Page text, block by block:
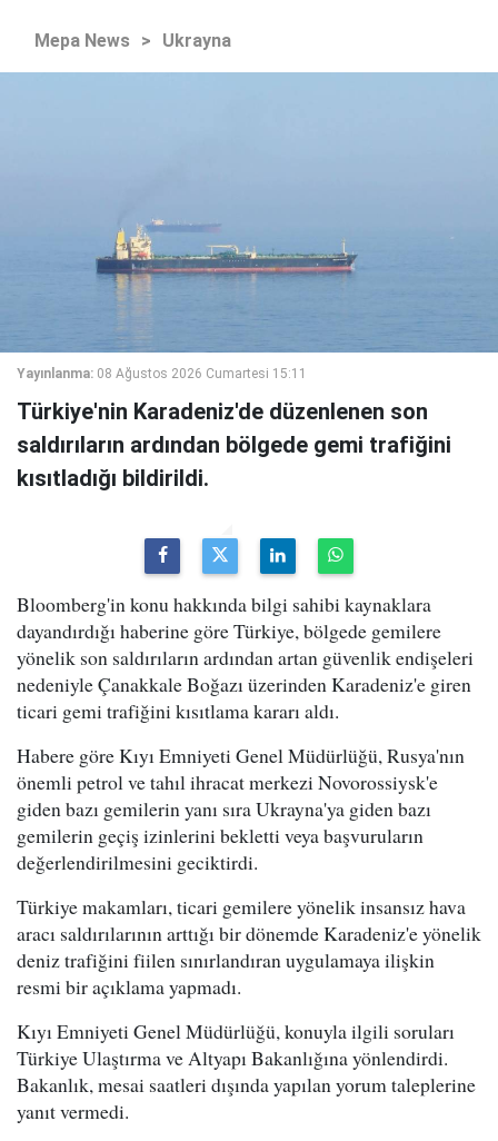
Mepa News > Ukrayna
Yayınlanma: 08 Ağustos 2026 Cumartesi 15:11
Türkiye'nin Karadeniz'de düzenlenen son
saldırıların ardından bölgede gemi trafiğini
kısıtladığı bildirildi.
Bloomberg'in konu hakkında bilgi sahibi kaynaklara
dayandırdığı haberine göre Türkiye, bölgede gemilere
yönelik son saldırıların ardından artan güvenlik endişeleri
nedeniyle Çanakkale Boğazı üzerinden Karadeniz'e giren
ticari gemi trafiğini kısıtlama kararı aldı.
Habere göre Kıyı Emniyeti Genel Müdürlüğü, Rusya'nın
önemli petrol ve tahıl ihracat merkezi Novorossiysk'e
giden bazı gemilerin yanı sıra Ukrayna'ya giden bazı
gemilerin geçiş izinlerini bekletti veya başvuruların
değerlendirilmesini geciktirdi.
Türkiye makamları, ticari gemilere yönelik insansız hava
aracı saldırılarının arttığı bir dönemde Karadeniz'e yönelik
deniz trafiğini fiilen sınırlandıran uygulamaya ilişkin
resmi bir açıklama yapmadı.
Kıyı Emniyeti Genel Müdürlüğü, konuyla ilgili soruları
Türkiye Ulaştırma ve Altyapı Bakanlığına yönlendirdi.
Bakanlık, mesai saatleri dışında yapılan yorum taleplerine
yanıt vermedi.